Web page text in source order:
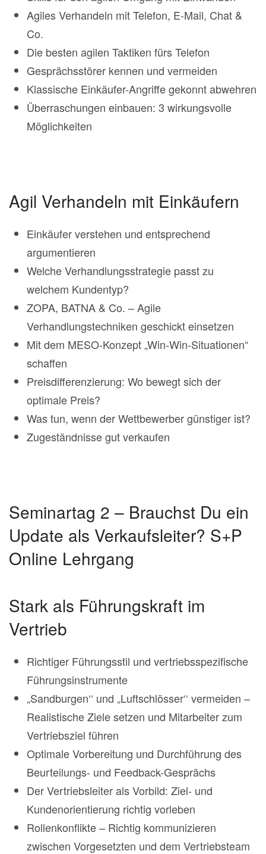
Agiles Verhandeln mit Telefon, E-Mail, Chat &
Co.
Die besten agilen Taktiken fürs Telefon
Gesprächsstörer kennen und vermeiden
Klassische Einkäufer-Angriffe gekonnt abwehren
Überraschungen einbauen: 3 wirkungsvolle
Möglichkeiten
Agil Verhandeln mit Einkäufern
Einkäufer verstehen und entsprechend
argumentieren
Welche Verhandlungsstrategie passt zu
welchem Kundentyp?
ZOPA, BATNA & Co. – Agile
Verhandlungstechniken geschickt einsetzen
Mit dem MESO-Konzept „Win-Win-Situationen“
schaffen
Preisdifferenzierung: Wo bewegt sich der
optimale Preis?
Was tun, wenn der Wettbewerber günstiger ist?
Zugeständnisse gut verkaufen
Seminartag 2 – Brauchst Du ein
Update als Verkaufsleiter? S+P
Online Lehrgang
Stark als Führungskraft im
Vertrieb
Richtiger Führungsstil und vertriebsspezifische
Führungsinstrumente
„Sandburgen‘‘ und „Luftschlösser‘‘ vermeiden –
Realistische Ziele setzen und Mitarbeiter zum
Vertriebsziel führen
Optimale Vorbereitung und Durchführung des
Beurteilungs- und Feedback-Gesprächs
Der Vertriebsleiter als Vorbild: Ziel- und
Kundenorientierung richtig vorleben
Rollenkonflikte – Richtig kommunizieren
zwischen Vorgesetzten und dem Vertriebsteam